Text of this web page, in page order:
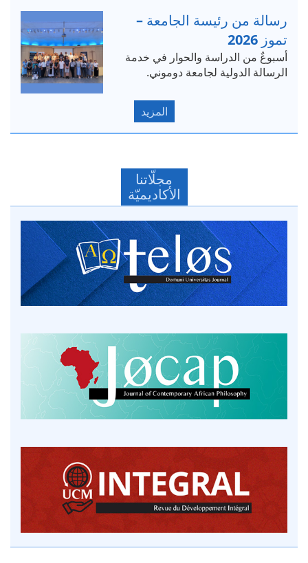
رسالة من رئيسة الجامعة –
تموز 2026
أسبوعٌ من الدراسة والحوار في خدمة
الرسالة الدولية لجامعة دوموني.
المزيد
مجلّاتنا
الأكاديميّة